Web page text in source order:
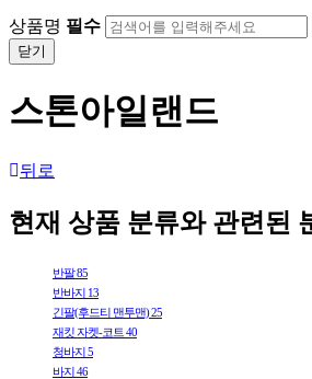
상품명 필수
닫기
스톤아일랜드
뒤로
현재 상품 분류와 관련된
반팔85
반바지 13
긴팔(후드티 맨투맨)25
재킷 자켓-코트 40
청바지5
바지46